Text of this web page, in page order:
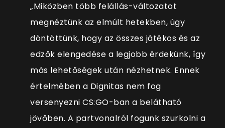
„Miközben több felállás-változatot
megnéztünk az elmúlt hetekben, úgy
döntöttünk, hogy az összes játékos és az
edzők elengedése a legjobb érdekünk, így
más lehetőségek után nézhetnek. Ennek
értelmében a Dignitas nem fog
versenyezni CS:GO-ban a belátható
jövőben. A partvonalról fogunk szurkolni a